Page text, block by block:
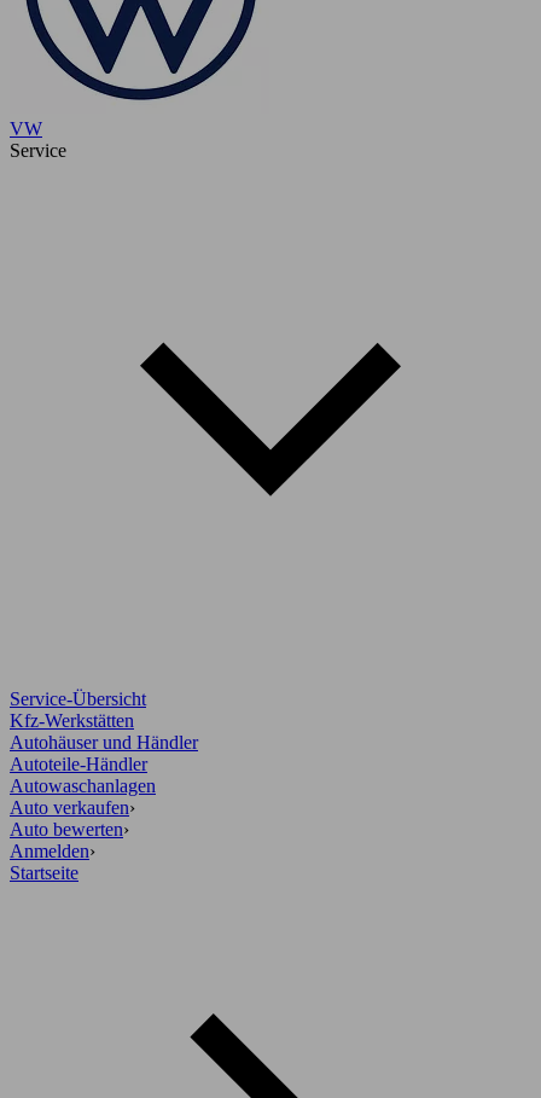
VW
Service
Service-Übersicht
Kfz-Werkstätten
Autohäuser und Händler
Autoteile-Händler
Autowaschanlagen
Auto verkaufen›
Auto bewerten›
Anmelden›
Startseite